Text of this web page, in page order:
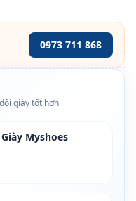
0973 711 868
giày tốt hơn
Myshoes